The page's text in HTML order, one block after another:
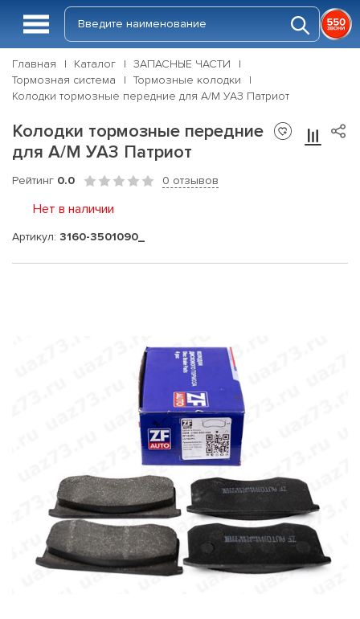
Главная Каталог
ЗАПАСНЫЕ ЧАСТИ
Тормозная система
Тормозные колодки
Колодки тормозные передние для А/М УАЗ Патриот
Колодки тормозные передние
для А/М УАЗ Патриот
Рейтинг 0.0 0 отзывов
Нет в наличии
Артикул: 3160-3501090_